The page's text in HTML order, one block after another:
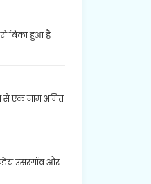
बिका हुआ है
से एक नाम अमित
उसरगॉव और